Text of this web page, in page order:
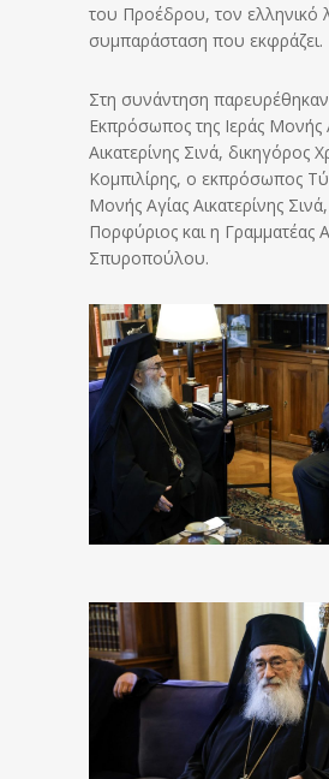
του Προέδρου, τον ελληνικό
συμπαράσταση που εκφράζει.
Στη συνάντηση
Εκπρόσωπος της Ιεράς Μονής
Αικατερίνης Σινά, δικηγόρος
Κομπιλίρης, ο εκπρόσωπος
Μονής Αγίας Αικατερίνης
Πορφύριος και η Γραμματέας
Σπυροπούλου.